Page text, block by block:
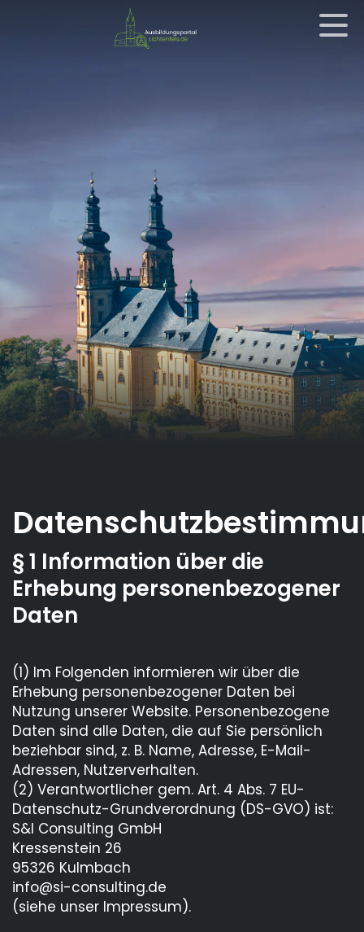
§ 1 Information über die
Erhebung personenbezogener
Daten
(1) Im Folgenden informieren wir über die
Erhebung personenbezogener Daten bei
Nutzung unserer Website. Personenbezogene
Daten sind alle Daten, die auf Sie persönlich
beziehbar sind, z. B. Name, Adresse, E-Mail-
Adressen, Nutzerverhalten.
(2) Verantwortlicher gem. Art. 4 Abs. 7 EU-
Datenschutz-Grundverordnung (DS-GVO) ist:
S&I Consulting GmbH
Kressenstein 26
95326 Kulmbach
info@si-consulting.de
(siehe unser Impressum).